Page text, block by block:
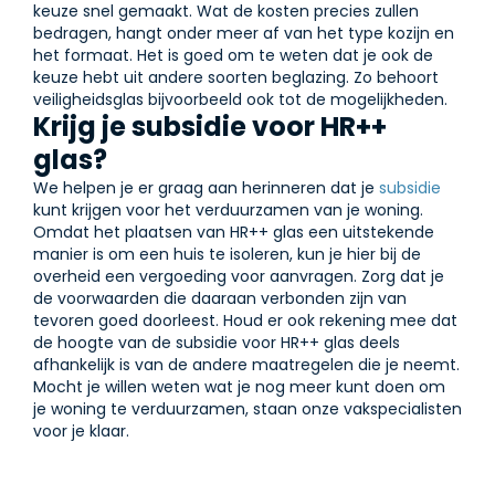
keuze snel gemaakt. Wat de kosten precies zullen
bedragen, hangt onder meer af van het type kozijn en
het formaat. Het is goed om te weten dat je ook de
keuze hebt uit andere soorten beglazing. Zo behoort
veiligheidsglas bijvoorbeeld ook tot de mogelijkheden.
Krijg je subsidie voor HR++
glas?
We helpen je er graag aan herinneren dat je subsidie
kunt krijgen voor het verduurzamen van je woning.
Omdat het plaatsen van HR++ glas een uitstekende
manier is om een huis te isoleren, kun je hier bij de
overheid een vergoeding voor aanvragen. Zorg dat je
de voorwaarden die daaraan verbonden zijn van
tevoren goed doorleest. Houd er ook rekening mee dat
de hoogte van de subsidie voor HR++ glas deels
afhankelijk is van de andere maatregelen die je neemt.
Mocht je willen weten wat je nog meer kunt doen om
je woning te verduurzamen, staan onze vakspecialisten
voor je klaar.